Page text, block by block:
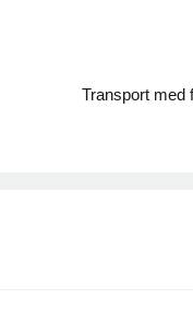
Transport med